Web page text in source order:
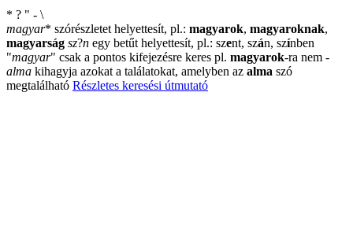
* ? " - \
magyar* szórészletet helyettesít, pl.: magyarok, magyaroknak,
magyarság sz?n egy betűt helyettesít, pl.: szent, szán, színben
"magyar" csak a pontos kifejezésre keres pl. magyarok-ra nem -
alma kihagyja azokat a találatokat, amelyben az alma szó
megtalálható Részletes keresési útmutató